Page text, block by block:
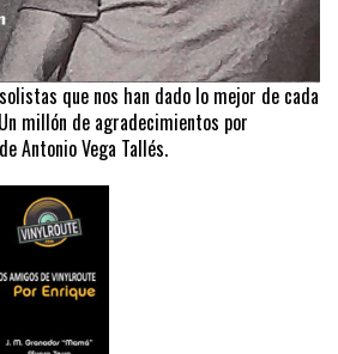
que nos han dado lo mejor de cada
millón de agradecimientos por
Antonio Vega Tallés.